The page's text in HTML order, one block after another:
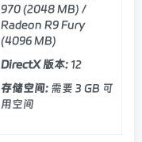
970 (2048 MB) /
Radeon R9 Fury
(4096 MB)
DirectX 版本: 12
存储空间: 需要 3 GB 可
用空间